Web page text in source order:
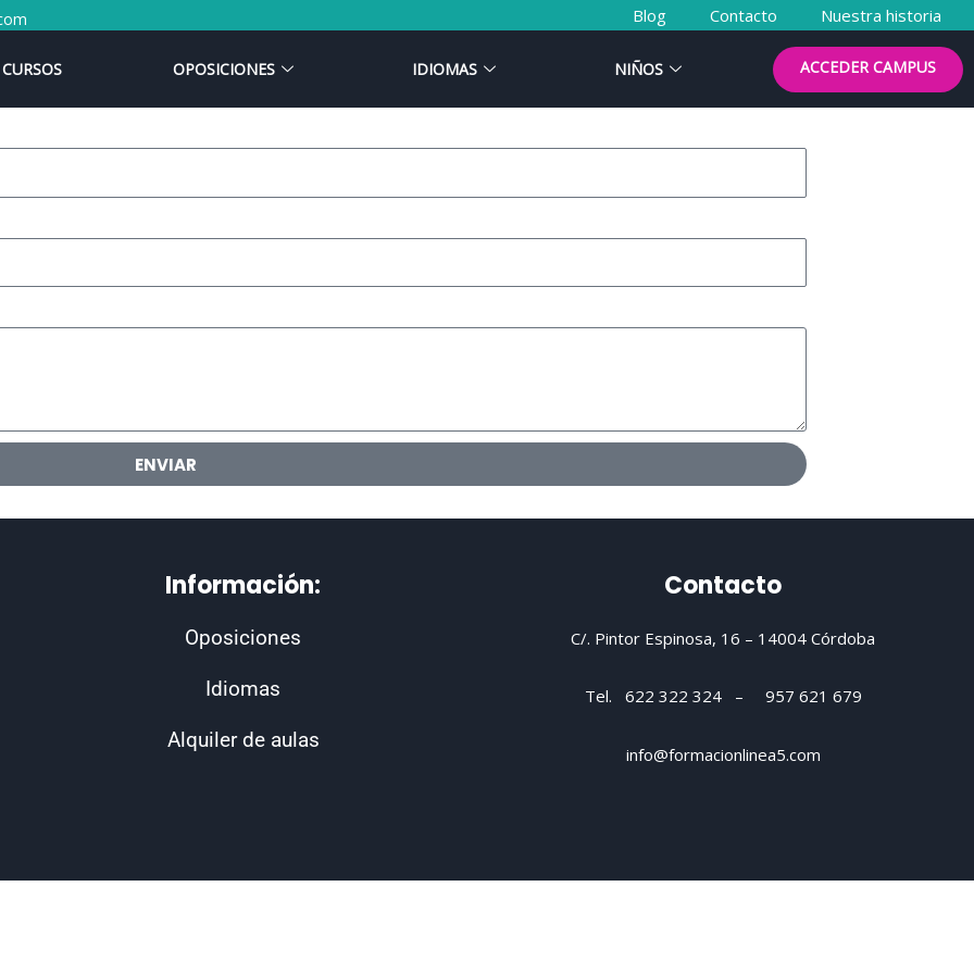
Blog Contacto Nuestra historia
CURSOS OPOSICIONES IDIOMAS NIÑOS ACCEDER CAMPUS
ENVIAR
Información:
Oposiciones
Idiomas
Alquiler de aulas
Contacto
C/. Pintor Espinosa, 16 – 14004 Córdoba
Tel. 622 322 324 – 957 621 679
info@formacionlinea5.com